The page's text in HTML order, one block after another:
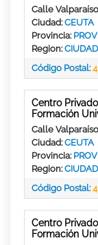
Calle
Ciudad:CEUTA
Provincia:
Region:
Código Postal:
Centro
Formación
Calle
Ciudad:CEUTA
Provincia:
Region:
Código Postal:
Centro
Formación